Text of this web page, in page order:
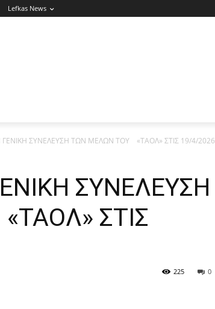
Lefkas News
ΓΕΝΙΚΗ ΣΥΝΕΛΕΥΣΗ ΤΩΝ ΜΕΛΩΝ ΤΟΥ «ΤΑΟΛ» ΣΤΙΣ 19/4/2026
ΣΥΝΕΛΕΥΣΗ
ΣΤΙΣ
0
225